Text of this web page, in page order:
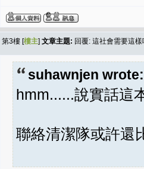
第3樓 [樓主] 文章主題: 回覆: 這社會需要這
suhawnjen wrote:
hmm......說實話這
聯絡清潔隊或許還